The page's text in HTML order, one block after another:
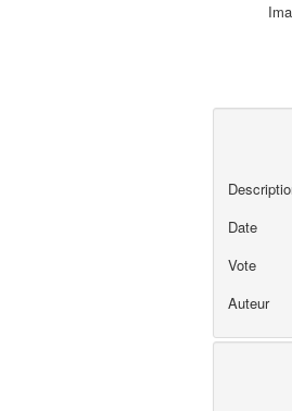
Date
Vote
Auteur